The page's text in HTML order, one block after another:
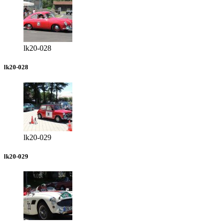
lk20-028
lk20-028
lk20-029
lk20-029